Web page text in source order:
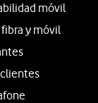
móvil
y móvil